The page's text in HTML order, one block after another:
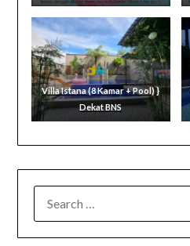
Villa Istana (8 Kamar + Pool) }
Dekat BNS
FOR: